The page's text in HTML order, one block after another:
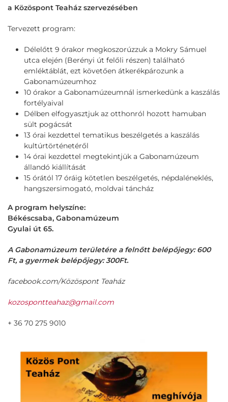
a Közöspont Teaház szervezésében
Tervezett program:
Délelőtt 9 órakor megkoszorúzzuk a Mokry Sámuel
utca elején (Berényi út felőli részen) található
emléktáblát, ezt követően átkerékpározunk a
Gabonamúzeumhoz
10 órakor a Gabonamúzeumnál ismerkedünk a kaszálás
fortélyaival
Délben elfogyasztjuk az otthonról hozott hamuban
sült pogácsát
13 órai kezdettel tematikus beszélgetés a kaszálás
kultúrtörténetéről
14 órai kezdettel megtekintjük a Gabonamúzeum
állandó kiállítását
15 órától 17 óráig kötetlen beszélgetés, népdaléneklés,
hangszersimogató, moldvai táncház
A program helyszíne:
Békéscsaba, Gabonamúzeum
Gyulai út 65.
A Gabonamúzeum területére a felnőtt belépőjegy: 600
Ft, a gyermek belépőjegy: 300Ft.
facebook.com/Közöspont Teaház
kozospontteahaz@gmail.com
+ 36 70 275 9010